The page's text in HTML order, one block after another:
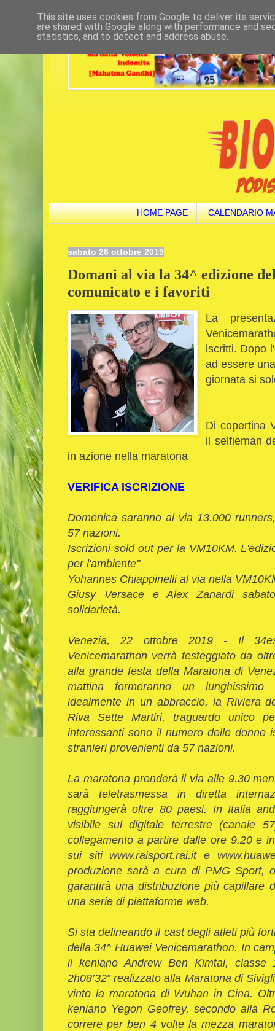
HOME PAGE CALENDARIO
sabato 26 ottobre 2019
Domani al via la 34^ edizione
comunicato e i favoriti
La
iscritti. Dopo
ad essere
giornata si
Di copertina
il selfieman
in azione nella maratona
VERIFICA ISCRIZIONE
Domenica saranno al via 13.000
57 nazioni.
Iscrizioni sold out per la VM10KM.
per l'ambiente"
Yohannes Chiappinelli al via nella
Giusy Versace e Alex Zanardi
solidarietà.
Venezia, 22 ottobre 2019 - Il
Venicemarathon verrà festeggiato da
alla grande festa della Maratona di
mattina formeranno un
idealmente in un abbraccio, la Riviera
Riva Sette Martiri, traguardo unico
interessanti sono il numero delle donne
stranieri provenienti da 57 nazioni.
La maratona prenderà il via alle 9.30
sarà teletrasmessa in diretta
raggiungerà oltre 80 paesi. In Italia
visibile sul digitale terrestre (canale
collegamento a partire dalle ore 9.20 e
sui siti www.raisport.rai.it e
produzione sarà a cura di PMG Sport,
garantirà una distribuzione più capillare
una serie di piattaforme web.
Si sta delineando il cast degli atleti più
della 34^ Huawei Venicemarathon. In
il keniano Andrew Ben Kimtai,
2h08’32” realizzato alla Maratona di
vinto la maratona di Wuhan in Cina.
keniano Yegon Geofrey, secondo alla
correre per ben 4 volte la mezza
This site uses cookies from Google to deliver its
are shared with Google along with performance and
statistics, and to detect and address abuse.